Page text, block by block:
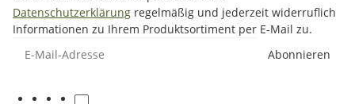
Datenschutzerklärung regelmäßig und jederzeit widerruflich
Informationen zu Ihrem Produktsortiment per E-Mail zu.
Abonnieren